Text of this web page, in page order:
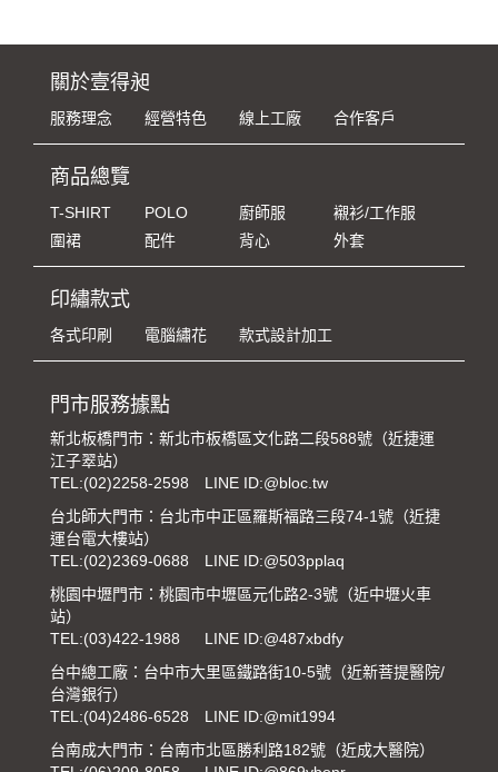
關於壹得昶
服務理念 經營特色 線上工廠 合作客戶
商品總覽
T-SHIRT POLO 廚師服
襯衫/工作服
圍裙
配件 背心 外套
印繡款式
各式印刷 電腦繡花 款式設計加工
門市服務據點
新北板橋門市：新北市板橋區文化路二段588號（近捷運
江子翠站）
TEL:(02)2258-2598
LINE ID:@bloc.tw
台北師大門市：台北市中正區羅斯福路三段74-1號（近捷
運台電大樓站）
TEL:(02)2369-0688
LINE ID:@503pplaq
桃園中壢門市：桃園市中壢區元化路2-3號（近中壢火車
站）
TEL:(03)422-1988
LINE ID:@487xbdfy
台中總工廠：台中市大里區鐵路街10-5號（近新菩提醫院/
台灣銀行）
TEL:(04)2486-6528
LINE ID:@mit1994
台南成大門市：台南市北區勝利路182號（近成大醫院）